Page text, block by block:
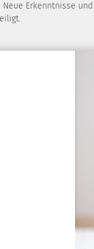
Erkenntnisse